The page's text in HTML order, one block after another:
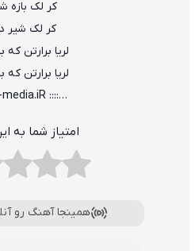
کر لک بازه
کر لک شیر
لریا برارتن که
لریا برارتن که
…:::: iR-media.iR ::::…
امتیاز شما به
همینجا آهنگ رو